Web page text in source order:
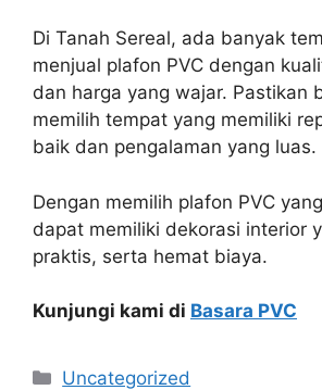
Di Tanah Sereal, ada banyak
menjual plafon PVC dengan
dan harga yang wajar. Pastikan
memilih tempat yang memiliki
baik dan pengalaman yang luas.
Dengan memilih plafon PVC
dapat memiliki dekorasi interior
praktis, serta hemat biaya.
Kunjungi kami di Basara PVC
Categories
Uncategorized